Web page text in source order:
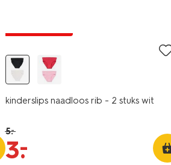
kinderslips naadloos rib - 2 stuks wit
5.–
3.
–